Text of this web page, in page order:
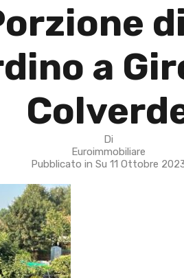
a
Di
Euroimmobiliare
Pubblicato in Su11 Ottobre